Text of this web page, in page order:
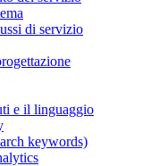
di servizio
e il linguaggio
keywords)